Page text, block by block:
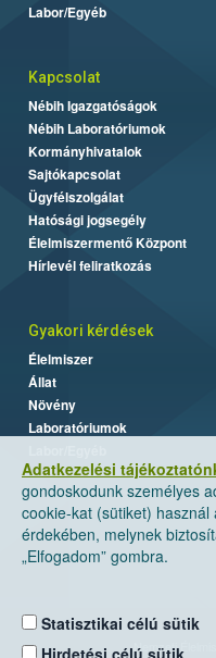
Adatkezelési
gondoskodunk személyes
cookie-kat (sütiket)
érdekében, melynek
„Elfogadom” gombra.
Statisztikai célú sütik
Hirdetési célú sütik
Labor/Egyéb
Kapcsolat
Nébih Igazgatóságok
Nébih Laboratóriumok
Kormányhivatalok
Sajtókapcsolat
Ügyfélszolgálat
Hatósági jogsegély
Élelmiszermentő Központ
Hírlevél feliratkozás
Gyakori kérdések
Élelmiszer
Állat
Növény
Laboratóriumok
Nemzeti